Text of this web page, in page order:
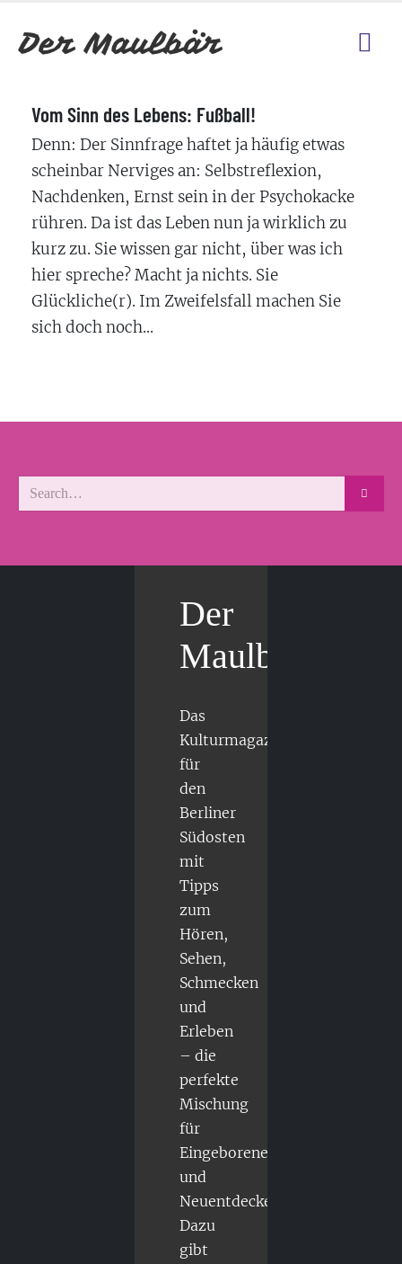
Vom Sinn des Lebens: Fußball!
Denn: Der Sinnfrage haftet ja häufig etwas
scheinbar Nerviges an: Selbstreflexion,
Nachdenken, Ernst sein in der Psychokacke
rühren. Da ist das Leben nun ja wirklich zu
kurz zu. Sie wissen gar nicht, über was ich
hier spreche? Macht ja nichts. Sie
Glückliche(r). Im Zweifelsfall machen Sie
sich doch noch...
Der
Maulbär
Das
Kulturmagazin
für
den
Berliner
Südosten
mit
Tipps
zum
Hören,
Sehen,
Schmecken
und
Erleben
– die
perfekte
Mischung
für
Eingeborene
und
Neuentdecker.
Dazu
gibt